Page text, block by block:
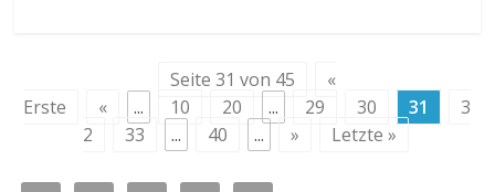
Seite 31 von 45
«
Erste
« ... 10 20 ... 29 30 31
3
2
33 ... 40 ... » Letzte »